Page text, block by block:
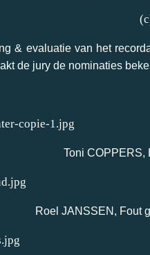
& evaluatie van het
de jury de nominaties
Toni COPPERS,
Roel JANSSEN, Fout